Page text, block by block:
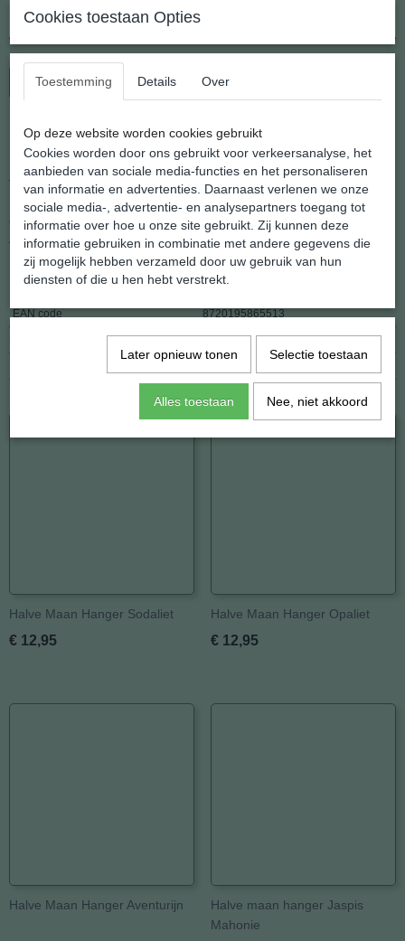
In winkelwagen
Halve maan hanger Malachiet
Verfijnd hangertje van een halve maan.
Uitgevoerd in natuurlijke Malachiet, compleet met een koordje om
direct te kunnen dragen.
Afmeting: 10 x 17 x 5 mm.kettinkje
Specificaties
EAN code 8720195865513
1,70 g
Halve Maan Hanger Sodaliet
€ 12,95
Halve Maan Hanger Opaliet
€ 12,95
Halve Maan Hanger Aventurijn
Halve maan hanger Jaspis
Mahonie
Cookies toestaan Opties
Toestemming Details Over
Op deze website worden cookies gebruikt
Cookies worden door ons gebruikt voor verkeersanalyse, het
aanbieden van sociale media-functies en het personaliseren
van informatie en advertenties. Daarnaast verlenen we onze
sociale media-, advertentie- en analysepartners toegang tot
informatie over hoe u onze site gebruikt. Zij kunnen deze
informatie gebruiken in combinatie met andere gegevens die
zij mogelijk hebben verzameld door uw gebruik van hun
diensten of die u hen hebt verstrekt.
Later opnieuw tonen Selectie toestaan
Alles toestaan Nee, niet akkoord